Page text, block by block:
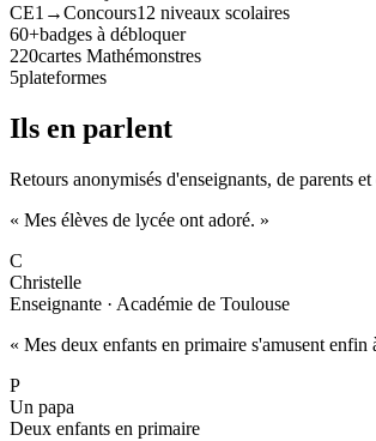
CE1→Concours12 niveaux scolaires
60+badges à débloquer
220cartes Mathémonstres
5plateformes
Ils en parlent
Retours anonymisés d'enseignants, de parents
« Mes élèves de lycée ont adoré. »
C
Christelle
Enseignante · Académie de Toulouse
« Mes deux enfants en primaire s'amusent enfin
P
Un papa
Deux enfants en primaire